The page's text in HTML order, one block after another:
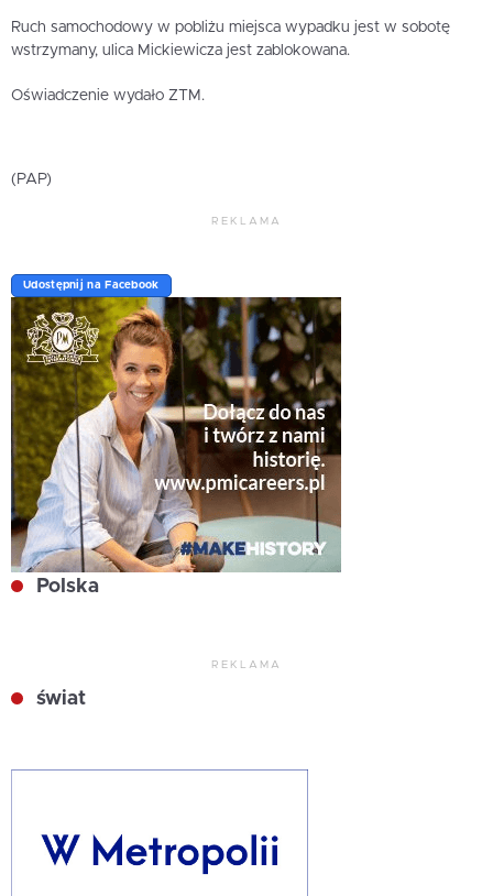
Ruch samochodowy w pobliżu miejsca wypadku jest w sobotę
wstrzymany, ulica Mickiewicza jest zablokowana.
Oświadczenie wydało ZTM.
(PAP)
REKLAMA
Udostępnij na Facebook
Polska
REKLAMA
świat